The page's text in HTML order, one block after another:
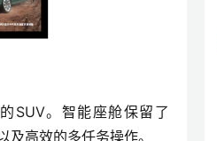
SUV。智能座舱保留了
高效的多任务操作。